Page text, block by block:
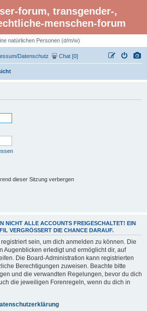
forum, transgender-,
menschen-forum
natürlichen Personen (d/m/w)
Datenschutz Chat [0]
dieser Sitzung verbergen
NICHT ALLE ACCOUNTS FREIGESCHALTET! EIN
VERGRÖSSERT DIE CHANCE DARAUF.
sein, um dich anmelden zu können. Die
Augenblicken erledigt und ermöglicht dir, auf
Die Board-Administration kann registrierten
Berechtigungen zuweisen. Beachte bitte
und die verwandten Regelungen, bevor du dich
die jeweiligen Forenregeln, wenn du dich in